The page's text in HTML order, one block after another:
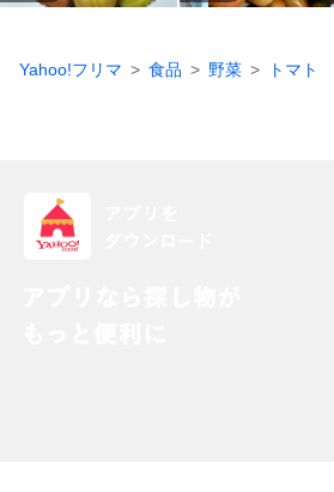
Yahoo!フリマ 食品 野菜 トマト